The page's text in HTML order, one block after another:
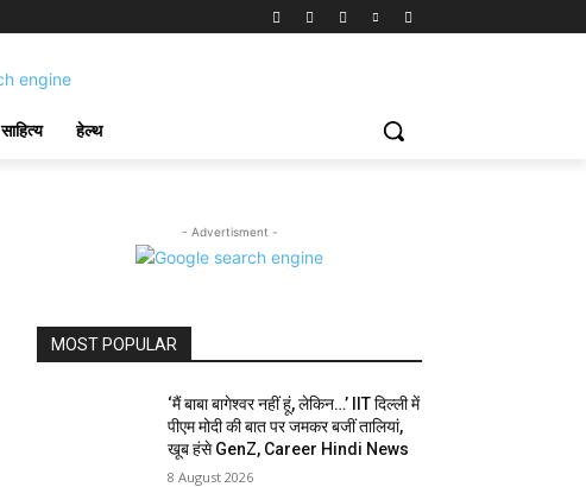
साहित्य हेल्थ
- Advertisment -
MOST POPULAR
‘मैं बाबा बागेश्वर नहीं हूं, लेकिन…’ IIT दिल्ली में
पीएम मोदी की बात पर जमकर बजीं तालियां,
खूब हंसे GenZ, Career Hindi News
8 August 2026